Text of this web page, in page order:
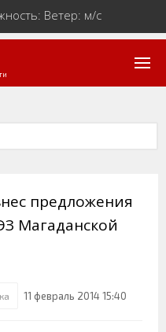
Ветер: м/с
предложения
Магаданской
11 февраль 2014 15:40